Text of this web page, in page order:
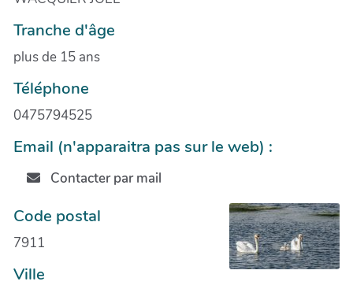
Tranche d'âge
plus de 15 ans
Téléphone
0475794525
Email (n'apparaitra pas sur le web) :
Contacter par mail
Code postal
7911
Ville